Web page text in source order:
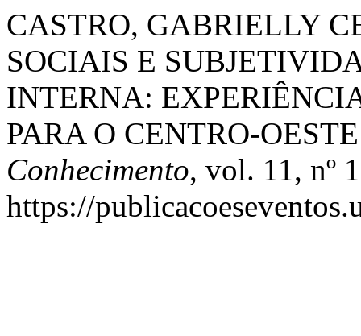
CASTRO, GABRIELLY
SOCIAIS E
INTERNA:
PARA O CENTRO-
Conhecimento, vol. 11, nº
https://